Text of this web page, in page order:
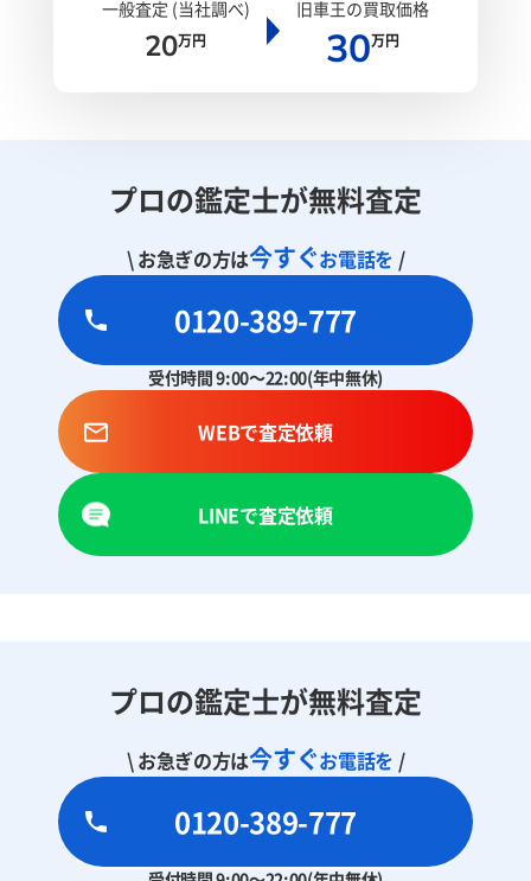
一般査定 (当社調べ)
20万円
旧車王の買取価格
30万円
プロの鑑定士が無料査定
\ お急ぎの方は今すぐお電話を /
0120-389-777
受付時間 9:00～22:00(年中無休)
WEBで査定依頼
LINEで査定依頼
プロの鑑定士が無料査定
\ お急ぎの方は今すぐお電話を /
0120-389-777